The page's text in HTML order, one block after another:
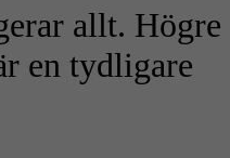
allt. Högre
en tydligare